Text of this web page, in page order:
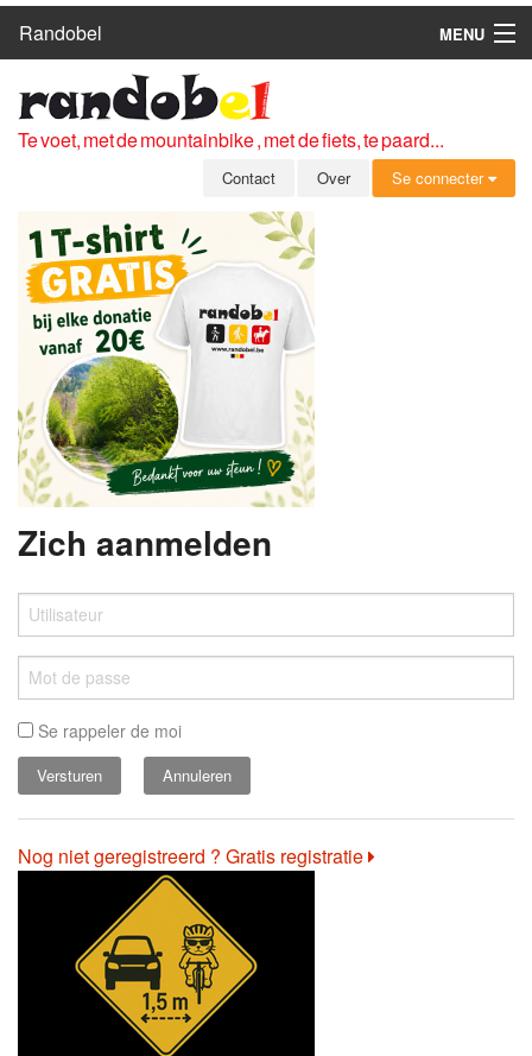
Randobel
MENU
ROUTES
CLUBS
OVER
LEDEN
ZICH AANMELDEN
GRATIS REGISTRATIE
WACHTWOORD VERGETEN
Te voet, met de mountainbike , met de fiets, te paard...
Contact Over Se connecter
Zich aanmelden
Se rappeler de moi
Annuleren
Nog niet geregistreerd ? Gratis registratie